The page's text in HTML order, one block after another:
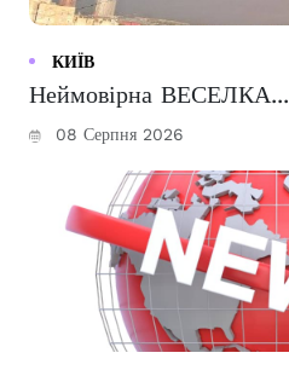
КИЇВ
Неймовірна ВЕСЕЛКА...
08 Серпня 2026